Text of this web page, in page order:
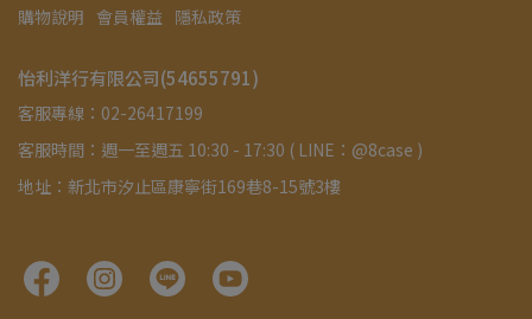
購物說明 會員權益 隱私政策
怡利洋行有限公司(54655791)
客服專線：02-26417199
客服時間：週一至週五 10:30 - 17:30 ( LINE：@8case )
地址：新北市汐止區康寧街169巷8-15號3樓